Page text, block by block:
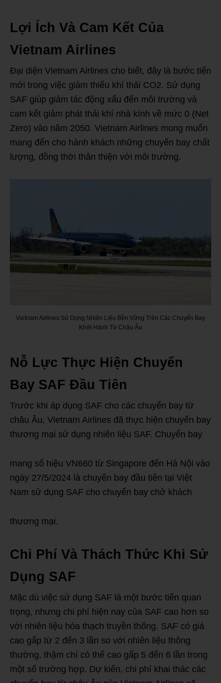
Lợi Ích Và Cam Kết Của
Vietnam Airlines
Đại diện Vietnam Airlines cho biết, đây là bước tiến
mới trong việc giảm thiểu khí thải CO2. Sử dụng
SAF giúp giảm tác động xấu đến môi trường và
cam kết giảm phát thải khí nhà kính về mức 0 (Net
Zero) vào năm 2050. Vietnam Airlines mong muốn
mang đến cho hành khách những chuyến bay chất
lượng, đồng thời thân thiện với môi trường.
Vietnam Airlines Sử Dụng Nhiên Liệu Bền Vững Trên Các Chuyến Bay
Khởi Hành Từ Châu Âu
Nỗ Lực Thực Hiện Chuyến
Bay SAF Đầu Tiên
Trước khi áp dụng SAF cho các chuyến bay từ
châu Âu, Vietnam Airlines đã thực hiện chuyến bay
thương mại sử dụng nhiên liệu SAF. Chuyến bay
mang số hiệu VN660 từ Singapore đến Hà Nội vào
ngày 27/5/2024 là chuyến bay đầu tiên tại Việt
Nam sử dụng SAF cho chuyến bay chở khách
thương mại.
Chi Phí Và Thách Thức Khi Sử
Dụng SAF
Mặc dù việc sử dụng SAF là một bước tiến quan
trọng, nhưng chi phí hiện nay của SAF cao hơn so
với nhiên liệu hóa thạch truyền thống. SAF có giá
cao gấp từ 2 đến 3 lần so với nhiên liệu thông
thường, thậm chí có thể cao gấp 5 đến 6 lần trong
một số trường hợp. Dự kiến, chi phí khai thác các